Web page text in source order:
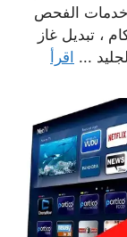
خدمات الفحص
، تبديل غاز
... اقرأ